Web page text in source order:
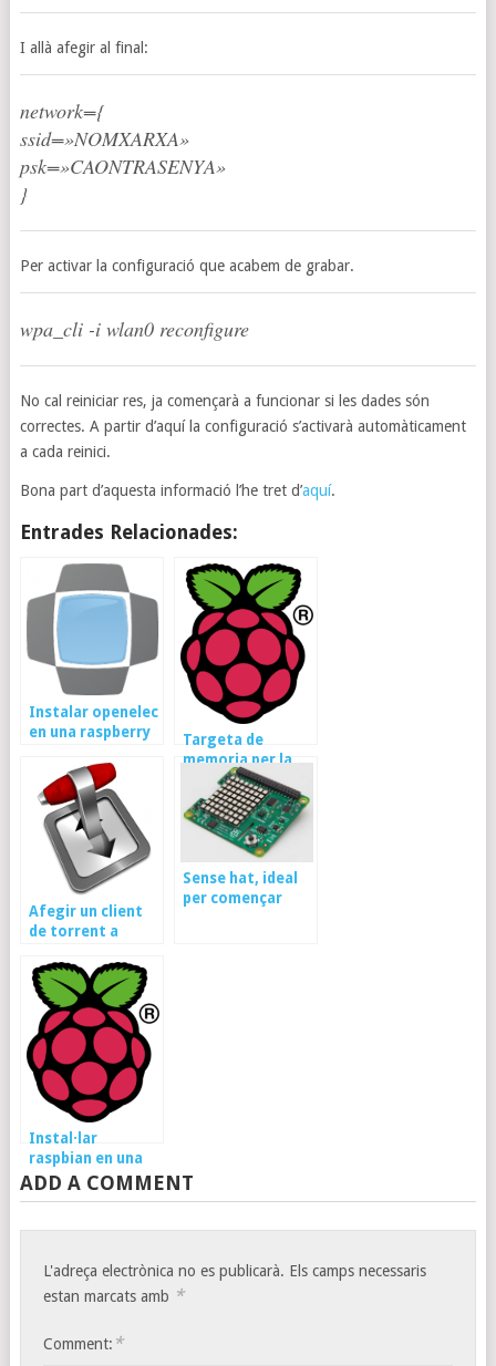
I allà afegir al final:
network={
ssid=»NOMXARXA»
psk=»CAONTRASENYA»
}
Per activar la configuració que acabem de grabar.
wpa_cli -i wlan0 reconfigure
No cal reiniciar res, ja començarà a funcionar si les dades són
correctes. A partir d’aquí la configuració s’activarà automàticament
a cada reinici.
Bona part d’aquesta informació l’he tret d’aquí.
Entrades Relacionades:
Instalar openelec
en una raspberry
versió 7)
Targeta de
memoria per la
raspberry pi
Afegir un client
de torrent a
raspberry pi
Sense hat, ideal
per començar
Instal·lar
raspbian en una
raspberry pi
ADD A COMMENT
L'adreça electrònica no es publicarà. Els camps necessaris
estan marcats amb *
Comment: *